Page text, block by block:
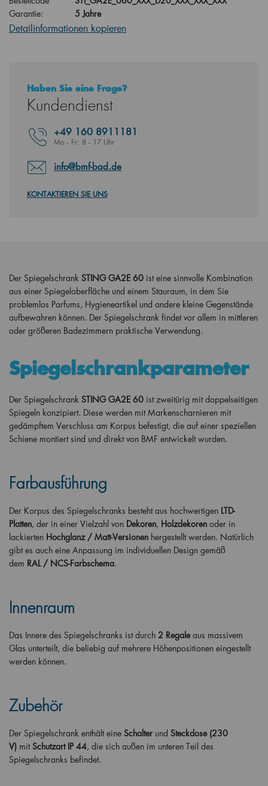
Garantie:
5 Jahre
Detailinformationen kopieren
Haben Sie eine Frage?
Kundendienst
+49 160 8911181
Mo - Fr: 8 - 17 Uhr
info@bmf-bad.de
KONTAKTIEREN SIE UNS
Der Spiegelschrank STINGGA2E 60 ist eine sinnvolle Kombination
aus einer Spiegeloberfläche und einem Stauraum, in dem Sie
problemlos Parfums, Hygieneartikel und andere kleine Gegenstände
aufbewahren können. Der Spiegelschrank findet vor allem in mittleren
oder größeren Badezimmern praktische Verwendung.
Spiegelschrankparameter
Der Spiegelschrank STINGGA2E 60 ist zweitürig mit doppelseitigen
Spiegeln konzipiert. Diese werden mit Markenscharnieren mit
gedämpftem Verschluss am Korpus befestigt, die auf einer speziellen
Schiene montiert sind und direkt von BMF entwickelt wurden.
Farbausführung
Der Korpus des Spiegelschranks besteht aus hochwertigen LTD-
Platten, der in einer Vielzahl von Dekoren, Holzdekoren oder in
lackierten Hochglanz / Matt-Versionen hergestellt werden. Natürlich
gibt es auch eine Anpassung im individuellen Design gemäß
dem RAL / NCS-Farbschema.
Innenraum
Das Innere des Spiegelschranks ist durch 2 Regale aus massivem
Glas unterteilt, die beliebig auf mehrere Höhenpositionen eingestellt
werden können.
Zubehör
Der Spiegelschrank enthält eine Schalter und Steckdose (230
V) mit Schutzart IP 44, die sich außen im unteren Teil des
Spiegelschranks befindet.